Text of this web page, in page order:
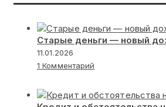
Старые деньги — новый
11.01.2026
1 Комментарий